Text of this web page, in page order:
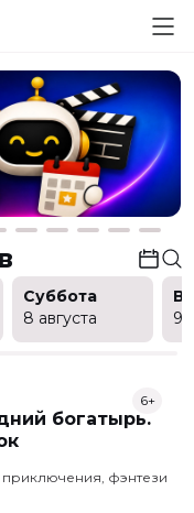
Суббота
8 августа
9
богатырь.
6+
фэнтези